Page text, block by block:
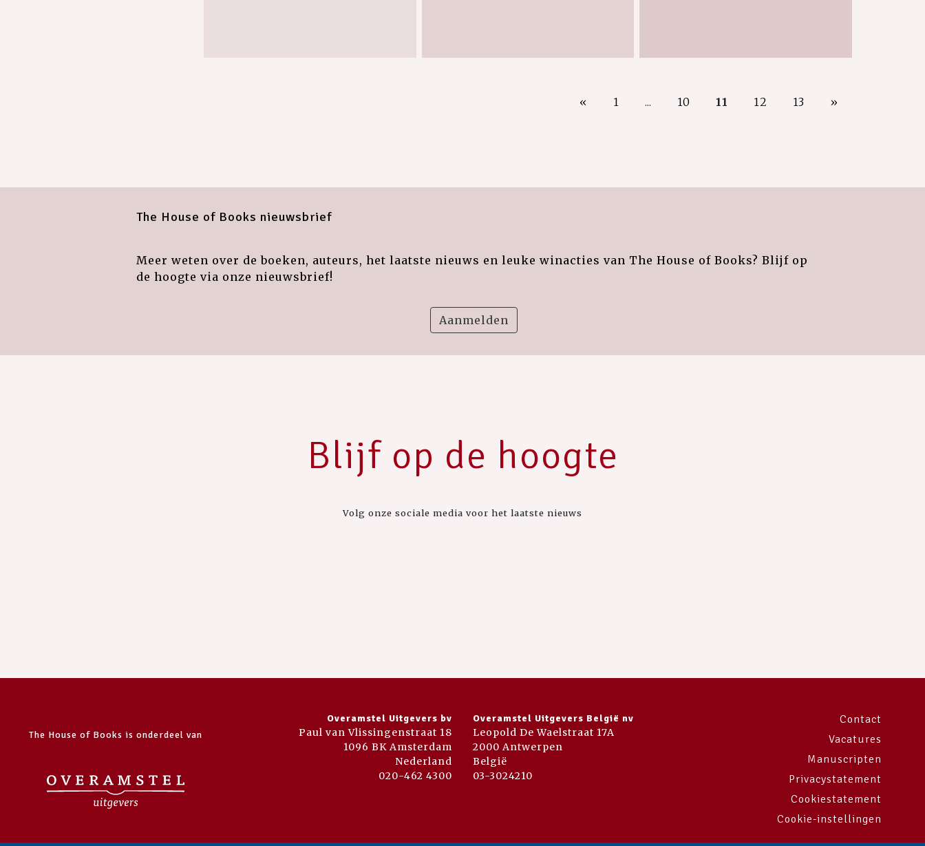
« 1 ... 10 11 12 13 »
The House of Books nieuwsbrief
Meer weten over de boeken, auteurs, het laatste nieuws en leuke winacties van The House of Books? Blijf op
de hoogte via onze nieuwsbrief!
Aanmelden
Blijf op de hoogte
Volg onze sociale media voor het laatste nieuws
The House of Books is onderdeel van
Overamstel Uitgevers bv
Paul van Vlissingenstraat 18
1096 BK Amsterdam
Nederland
020-462 4300
Overamstel Uitgevers België nv
Leopold De Waelstraat 17A
2000 Antwerpen
België
03-3024210
Contact
Vacatures
Manuscripten
Privacystatement
Cookiestatement
Cookie-instellingen